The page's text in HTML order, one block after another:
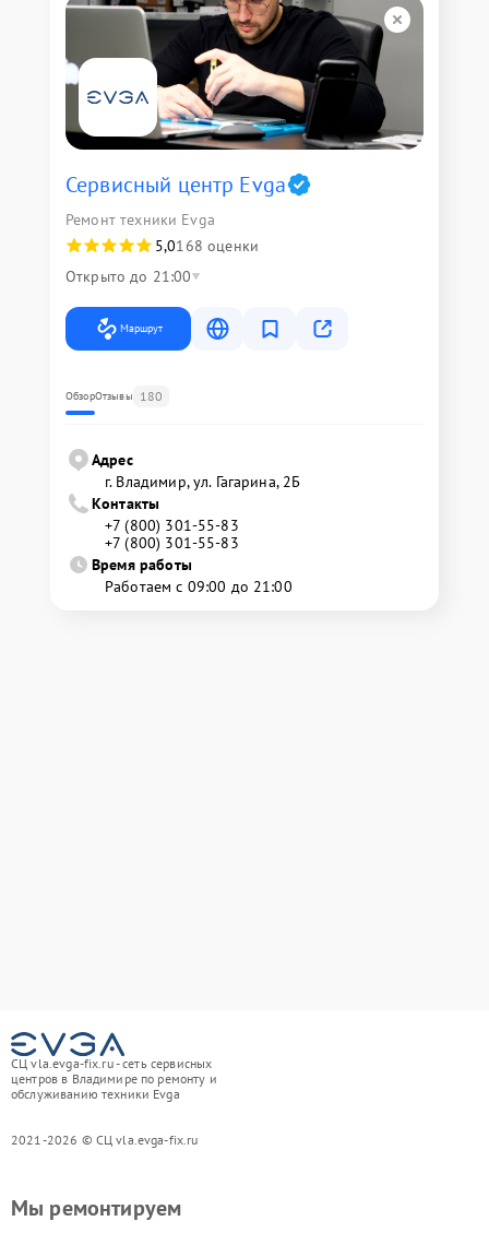
Сервисный центр Evga
Ремонт техники Evga
5,0168 оценки
Открыто до 21:00
Маршрут
ОбзорОтзывы 180
Адрес
г. Владимир, ул. Гагарина, 2Б
Контакты
+7 (800) 301-55-83
+7 (800) 301-55-83
Время работы
Работаем с 09:00 до 21:00
СЦ vla.evga-fix.ru - сеть сервисных
центров в Владимире по ремонту и
обслуживанию техники Evga
2021-2026 © СЦ vla.evga-fix.ru
Мы ремонтируем